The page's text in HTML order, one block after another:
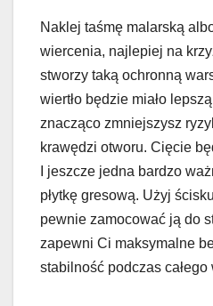
Naklej taśmę malarską
wiercenia, najlepiej na
stworzy taką ochronną
wiertło będzie miało
znacząco zmniejszysz
krawędzi otworu. Cięcie
I jeszcze jedna bardzo
płytkę gresową. Użyj
pewnie zamocować ją do
zapewni Ci maksymalne
stabilność podczas całego